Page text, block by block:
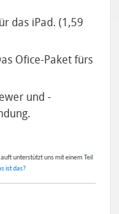
das iPad. (1,59
Ofice-Paket fürs
und -
unterstützt uns mit einem Teil
ist das?